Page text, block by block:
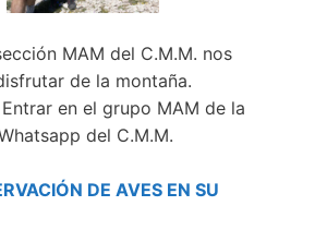
MAM del C.M.M. nos
de la montaña.
Entrar en el grupo MAM de la
del C.M.M.
DE AVES EN SU